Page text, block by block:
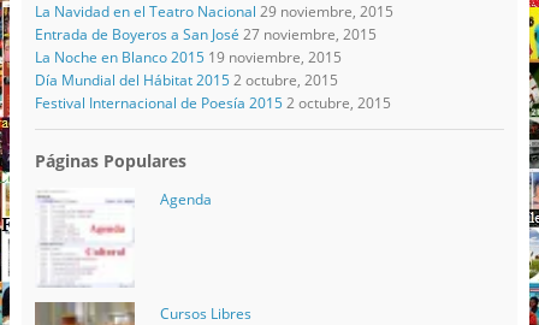
La Navidad en el Teatro Nacional 29 noviembre, 2015
Entrada de Boyeros a San José 27 noviembre, 2015
La Noche en Blanco 2015 19 noviembre, 2015
Día Mundial del Hábitat 2015 2 octubre, 2015
Festival Internacional de Poesía 2015 2 octubre, 2015
Páginas Populares
Agenda
Cursos Libres